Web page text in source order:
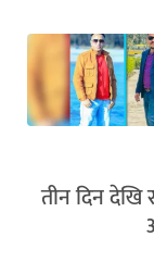
तीन दिन देखि